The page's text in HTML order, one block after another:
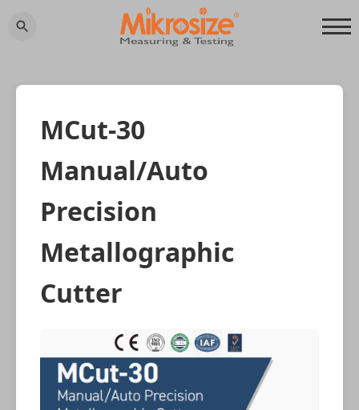
MCut-30
Manual/Auto
Precision
Metallographic
Cutter